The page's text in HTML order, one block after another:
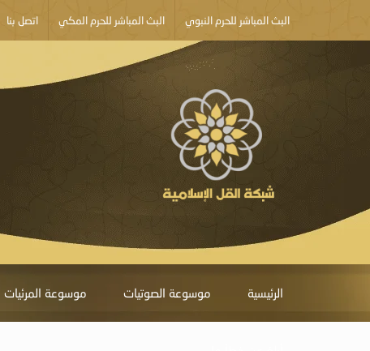
البث المباشر للحرم النبوي البث المباشر للحرم المكي اتصل بنا
الرئيسية موسوعة الصوتيات موسوعة المرئيات